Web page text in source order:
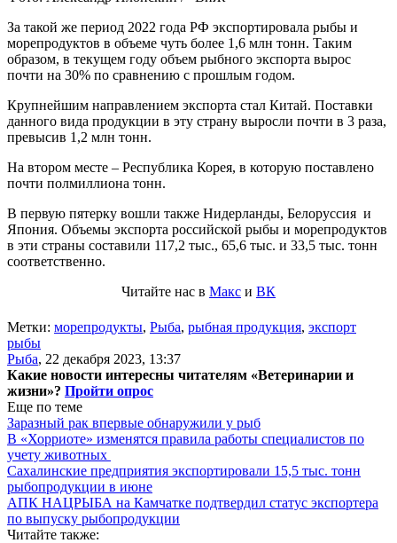
За такой же период 2022 года РФ экспортировала рыбы и
морепродуктов в объеме чуть более 1,6 млн тонн. Таким
образом, в текущем году объем рыбного экспорта вырос
почти на 30% по сравнению с прошлым годом.
Крупнейшим направлением экспорта стал Китай. Поставки
данного вида продукции в эту страну выросли почти в 3 раза,
превысив 1,2 млн тонн.
На втором месте – Республика Корея, в которую поставлено
почти полмиллиона тонн.
В первую пятерку вошли также Нидерланды, Белоруссия и
Япония. Объемы экспорта российской рыбы и морепродуктов
в эти страны составили 117,2 тыс., 65,6 тыс. и 33,5 тыс. тонн
соответственно.
Читайте нас в Макс и ВК
Метки: морепродукты, Рыба, рыбная продукция, экспорт
рыбы
Рыба, 22 декабря 2023, 13:37
Какие новости интересны читателям «Ветеринарии и
жизни»? Пройти опрос
Еще по теме
Заразный рак впервые обнаружили у рыб
В «Хорриоте» изменятся правила работы специалистов по
учету животных
Сахалинские предприятия экспортировали 15,5 тыс. тонн
рыбопродукции в июне
АПК НАЦРЫБА на Камчатке подтвердил статус экспортера
по выпуску рыбопродукции
Читайте также: